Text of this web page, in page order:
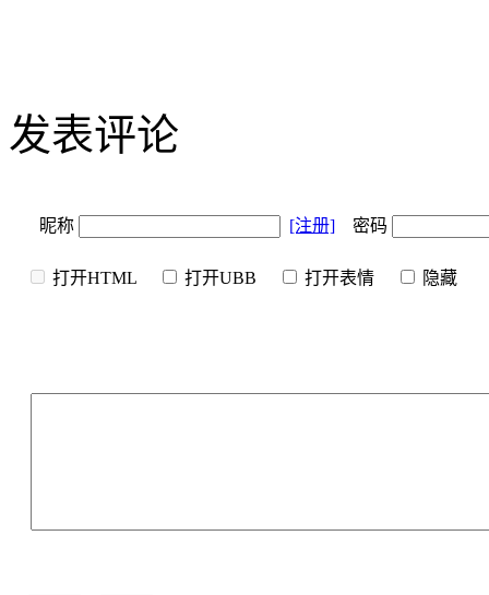
发表评论
昵称 [注册] 密码
打开HTML 打开UBB 打开表情 隐